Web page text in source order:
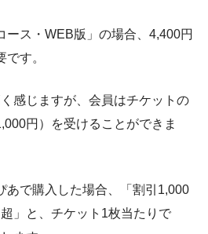
ース・WEB版」の場合、4,400円
です。
感じますが、会員はチケットの
円）を受けることができま
あで購入した場合、「割引1,000
」と、チケット1枚当たりで